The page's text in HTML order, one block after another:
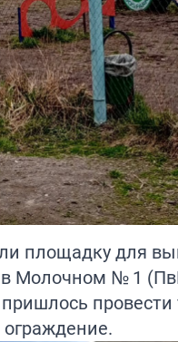
площадку для
в Молочном № 1
провести